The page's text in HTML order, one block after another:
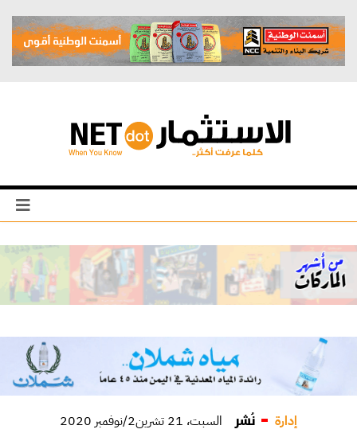
إدارة نُشر السبت، 21 تشرين2/نوفمبر 2020